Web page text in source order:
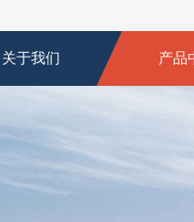
关于我们 产品